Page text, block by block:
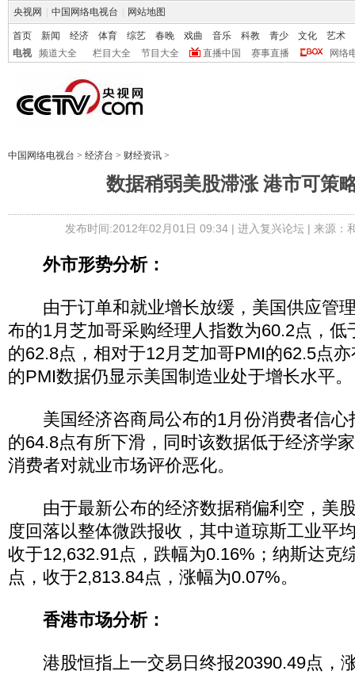
央视网 中国网络电视台 网站地图
首页 新闻 经济 体育 综艺 春晚 戏曲 音乐 科教 青少 文化
艺术
电视
频道大全 栏目大全 节目大全 直播中国 赛事直播 网络
中国网络电视台 > 经济台 > 财经资讯 >
数据稍弱美股滞涨 港市可策
发布时间:2012年02月01日 09:34 | 进入复兴论坛| 来源：
外市形势分析：
由于订单和就业增长放缓，美国供应管
布的1月芝加哥采购经理人指数为60.2点，低
的62.8点，相对于12月芝加哥PMI的62.5点
的PMI数据仍显示美国制造业处于增长水平。
美国经济咨商局公布的1月份消费者信心
的64.8点有所下滑，同时该数据低于经济学
消费者对就业市场评价恶化。
由于最新公布的经济数据稍偏利空，美
度回落以整体微跌报收，其中道琼斯工业平
收于12,632.91点，跌幅为0.16%；纳斯达克
点，收于2,813.84点，涨幅为0.07%。
香港市场分析：
港股恒指上一交易日终报20390.49点，